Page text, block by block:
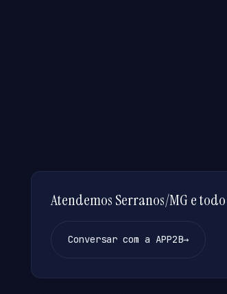
Atendemos Serranos/MG e
Conversar com a APP2B→